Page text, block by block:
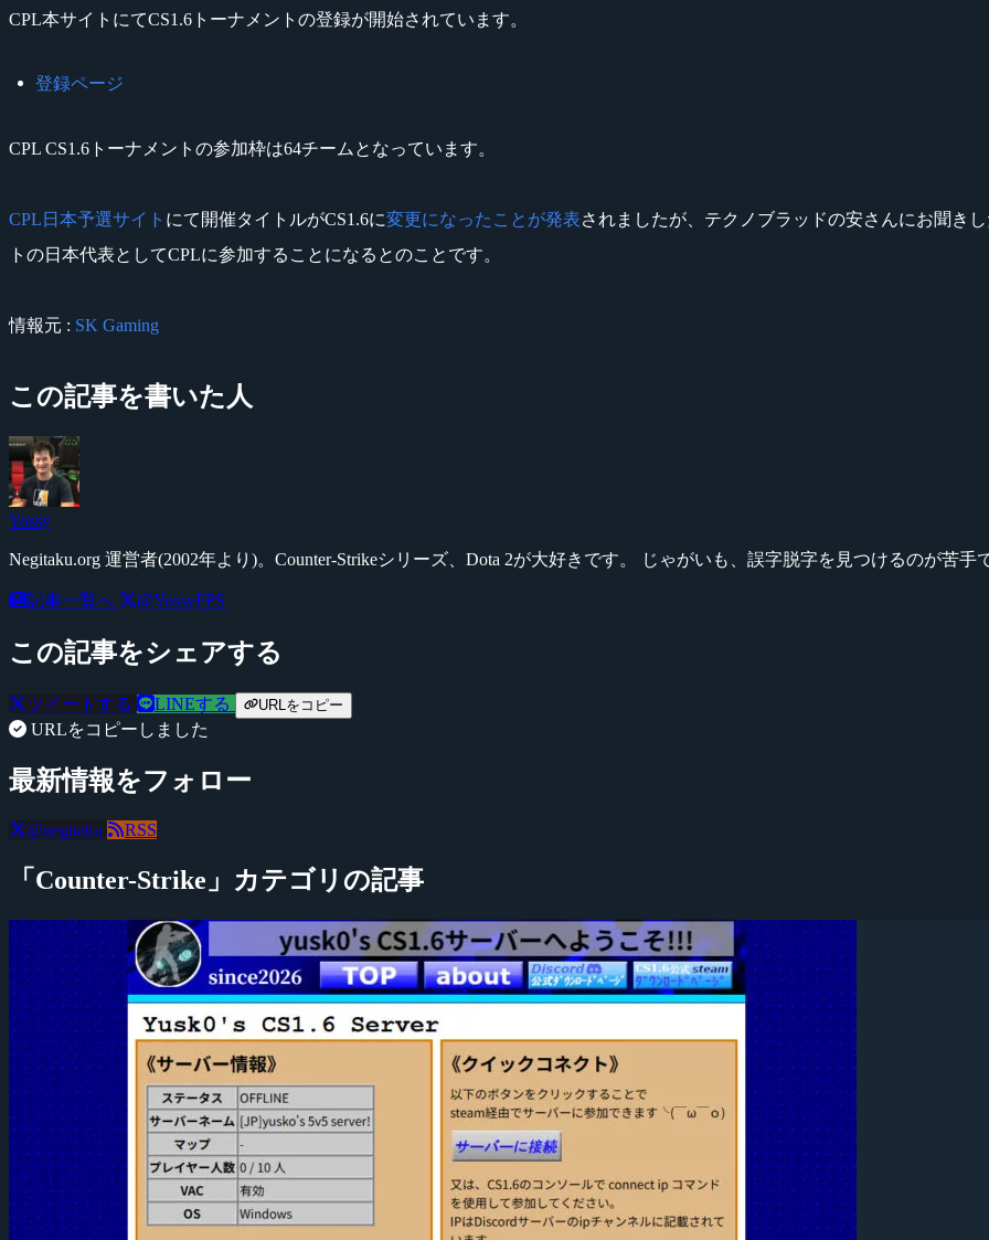
CPL本サイトにてCS1.6トーナメントの登録が開始されています。
登録ページ
CPL CS1.6トーナメントの参加枠は64チームとなっています。
CPL日本予選サイト にて開催タイトルがCS1.6に変更になったことが発表されましたが、テクノブラッドの安さんにお聞き
トの日本代表としてCPLに参加することになるとのことです。
情報元 : SK Gaming
この記事を書いた人
Yossy
Negitaku.org 運営者(2002年より)。Counter-Strikeシリーズ、Dota 2が大好きです。 じゃがいも、誤字脱字を見つけるのが苦
記事一覧へ @YossyFPS
この記事をシェアする
ツイートする LINEする URLをコピー
URLをコピーしました
最新情報をフォロー
@negitaku RSS
「Counter-Strike」カテゴリの記事